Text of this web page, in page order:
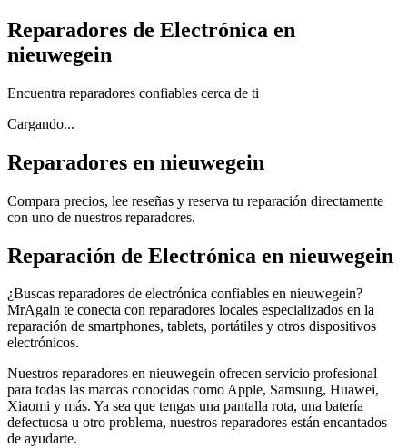
Reparadores de Electrónica en
nieuwegein
Encuentra reparadores confiables cerca de ti
Cargando...
Reparadores en nieuwegein
Compara precios, lee reseñas y reserva tu reparación directamente
con uno de nuestros reparadores.
Reparación de Electrónica en nieuwegein
¿Buscas reparadores de electrónica confiables en nieuwegein?
MrAgain te conecta con reparadores locales especializados en la
reparación de smartphones, tablets, portátiles y otros dispositivos
electrónicos.
Nuestros reparadores en nieuwegein ofrecen servicio profesional
para todas las marcas conocidas como Apple, Samsung, Huawei,
Xiaomi y más. Ya sea que tengas una pantalla rota, una batería
defectuosa u otro problema, nuestros reparadores están encantados
de ayudarte.